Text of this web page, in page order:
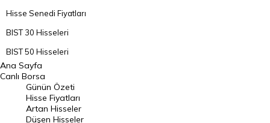
Hisse Senedi Fiyatları
BIST 30 Hisseleri
BIST 50 Hisseleri
BIST 100 Hisseleri
En Çok Artan Hisseler
En Çok Düşen Hisseler
Ana Sayfa
Canlı Borsa
Günün Özeti
Hisse Fiyatları
Artan Hisseler
Düşen Hisseler